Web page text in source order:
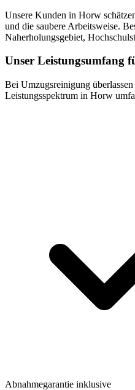
Unsere Kunden in Horw
und die saubere Arbeitsweise.
Naherholungsgebiet,
Unser Leistungsumfang
Bei Umzugsreinigung
Leistungsspektrum in Horw
Abnahmegarantie inklusive